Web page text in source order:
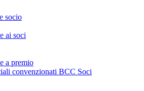
socio
ai soci
a premio
convenzionati BCC Soci